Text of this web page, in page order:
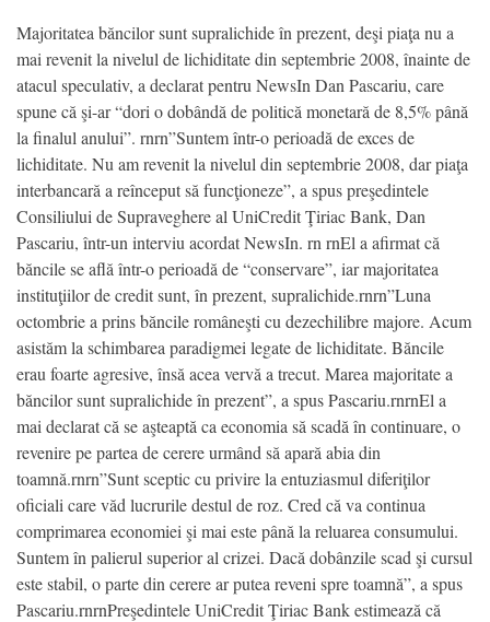
Majoritatea băncilor sunt supralichide în prezent, deşi piaţa nu a
mai revenit la nivelul de lichiditate din septembrie 2008, înainte de
atacul speculativ, a declarat pentru NewsIn Dan Pascariu, care
spune că şi-ar “dori o dobândă de politică monetară de 8,5% până
la finalul anului”. rnrn”Suntem într-o perioadă de exces de
lichiditate. Nu am revenit la nivelul din septembrie 2008, dar piaţa
interbancară a reînceput să funcţioneze”, a spus preşedintele
Consiliului de Supraveghere al UniCredit Ţiriac Bank, Dan
Pascariu, într-un interviu acordat NewsIn. rn rnEl a afirmat că
băncile se află într-o perioadă de “conservare”, iar majoritatea
instituţiilor de credit sunt, în prezent, supralichide.rnrn”Luna
octombrie a prins băncile româneşti cu dezechilibre majore. Acum
asistăm la schimbarea paradigmei legate de lichiditate. Băncile
erau foarte agresive, însă acea vervă a trecut. Marea majoritate a
băncilor sunt supralichide în prezent”, a spus Pascariu.rnrnEl a
mai declarat că se aşteaptă ca economia să scadă în continuare, o
revenire pe partea de cerere urmând să apară abia din
toamnă.rnrn”Sunt sceptic cu privire la entuziasmul diferiţilor
oficiali care văd lucrurile destul de roz. Cred că va continua
comprimarea economiei şi mai este până la reluarea consumului.
Suntem în palierul superior al crizei. Dacă dobânzile scad şi cursul
este stabil, o parte din cerere ar putea reveni spre toamnă”, a spus
Pascariu.rnrnPreşedintele UniCredit Ţiriac Bank estimează că